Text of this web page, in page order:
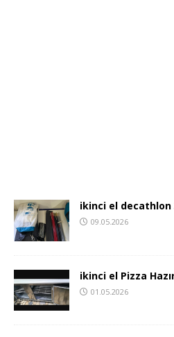
ikinci el decathlon
09.05.2026
ikinci el Pizza
01.05.2026